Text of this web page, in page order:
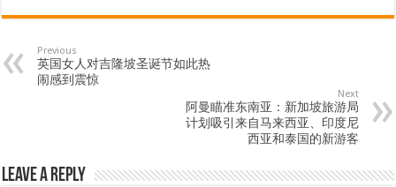
Previous
英国女人对吉隆坡圣诞节如此热
闹感到震惊
Next
阿曼瞄准东南亚：新加坡旅游局
计划吸引来自马来西亚、印度尼
西亚和泰国的新游客
Leave a Reply